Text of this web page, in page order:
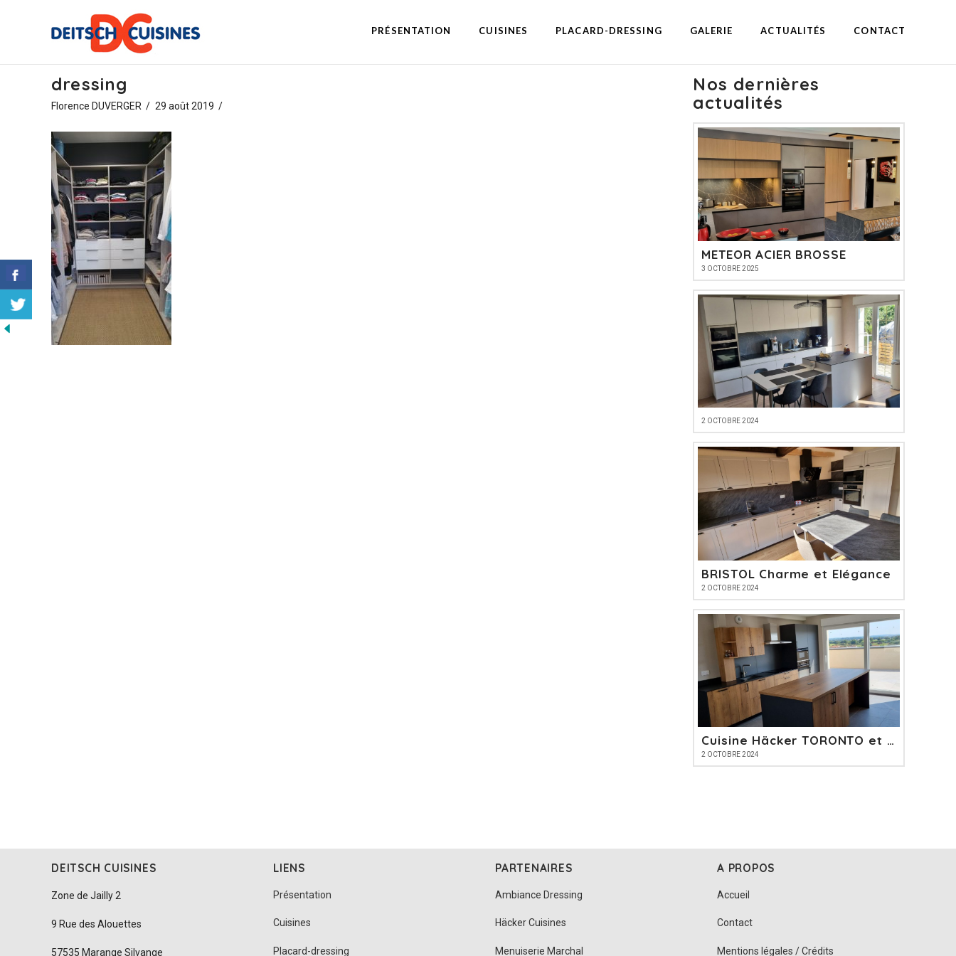
PRÉSENTATION CUISINES PLACARD-DRESSING GALERIE ACTUALITÉS CONTACT
dressing
Florence DUVERGER 29 août 2019
Nos dernières
actualités
METEOR ACIER BROSSE
3 OCTOBRE 2025
2 OCTOBRE 2024
BRISTOL Charme et Elégance
2 OCTOBRE 2024
Cuisine Häcker TORONTO et PERFECT SOFT
2 OCTOBRE 2024
DEITSCH CUISINES
Zone de Jailly 2
9 Rue des Alouettes
57535 Marange Silvange
LIENS
Présentation
Cuisines
Placard-dressing
PARTENAIRES
Ambiance Dressing
Häcker Cuisines
Menuiserie Marchal
A PROPOS
Accueil
Contact
Mentions légales / Crédits